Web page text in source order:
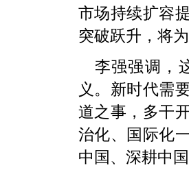
市场持续扩容
突破跃升，将
李强强调，
义。新时代需
道之事，多干
治化、国际化
中国、深耕中